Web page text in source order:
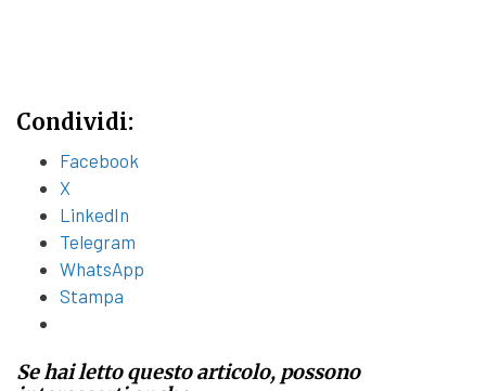
Condividi:
Facebook
X
LinkedIn
Telegram
WhatsApp
Stampa
Se hai letto questo articolo, possono